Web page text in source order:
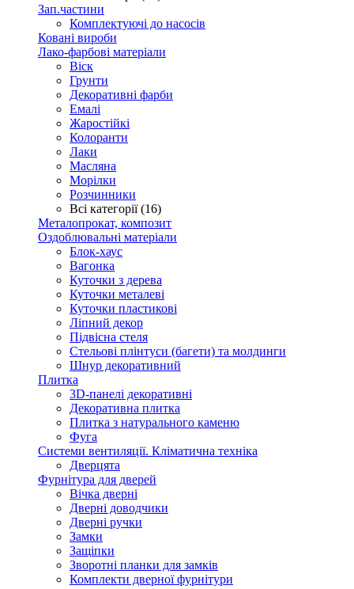
Зап.частини
Комплектуючі до насосів
Ковані вироби
Лако-фарбові матеріали
Віск
Грунти
Декоративні фарби
Емалі
Жаростійкі
Колоранти
Лаки
Масляна
Морілки
Розчинники
Всі категорії (16)
Металопрокат, композит
Оздоблювальні матеріали
Блок-хаус
Вагонка
Куточки з дерева
Куточки металеві
Куточки пластикові
Ліпний декор
Підвісна стеля
Стельові плінтуси (багети) та молдинги
Шнур декоративний
Плитка
3D-панелі декоративні
Декоративна плитка
Плитка з натурального каменю
Фуга
Системи вентиляції. Кліматична техніка
Дверцята
Фурнітура для дверей
Вічка дверні
Дверні доводчики
Дверні ручки
Замки
Защіпки
Зворотні планки для замків
Комплекти дверної фурнітури